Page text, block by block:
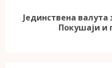
NextЈединствена
Покушаји и